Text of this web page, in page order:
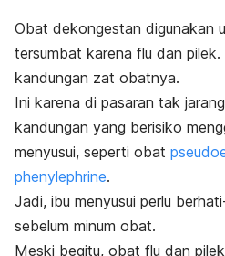
Obat dekongestan digunakan
tersumbat karena flu dan pilek.
kandungan zat obatnya.
Ini karena di pasaran tak
kandungan yang berisiko
menyusui, seperti obat
phenylephrine.
Jadi, ibu menyusui perlu
sebelum minum obat.
Meski begitu, obat flu dan